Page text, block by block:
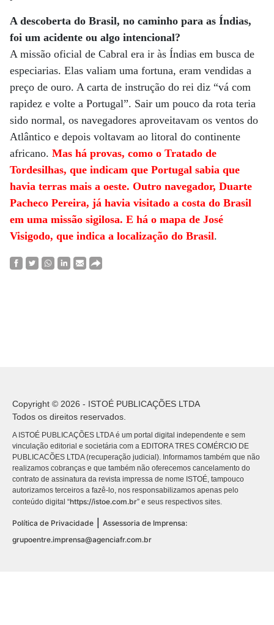
A descoberta do Brasil, no caminho para as Índias,
foi um acidente ou algo intencional?
A missão oficial de Cabral era ir às Índias em busca de
especiarias. Elas valiam uma fortuna, eram vendidas a
preço de ouro. A carta de instrução do rei diz “vá com
rapidez e volte a Portugal”. Sair um pouco da rota teria
sido normal, os navegadores aproveitavam os ventos do
Atlântico e depois voltavam ao litoral do continente
africano. Mas há provas, como o Tratado de
Tordesilhas, que indicam que Portugal sabia que
havia terras mais a oeste. Outro navegador, Duarte
Pacheco Pereira, já havia visitado a costa do Brasil
em uma missão sigilosa. E há o mapa de José
Visigodo, que indica a localização do Brasil.
Copyright © 2026 - ISTOÉ PUBLICAÇÕES LTDA
Todos os direitos reservados.
A ISTOÉ PUBLICAÇÕES LTDA é um portal digital independente e sem
vinculação editorial e societária com a EDITORA TRES COMÉRCIO DE
PUBLICACÕES LTDA (recuperação judicial). Informamos também que não
realizamos cobranças e que também não oferecemos cancelamento do
contrato de assinatura da revista impressa de nome ISTOÉ, tampouco
autorizamos terceiros a fazê-lo, nos responsabilizamos apenas pelo
conteúdo digital “https://istoe.com.br” e seus respectivos sites.
Política de Privacidade
Assessoria de Imprensa:
grupoentre.imprensa@agenciafr.com.br